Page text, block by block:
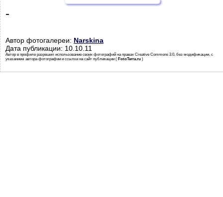
-
Автор фотогалереи: Narskina
Дата публикации: 10.10.11
Автор в профиле разрешил использование своих фотографий на правах Creative Commons 3.0, без модификации, с
указанием автора фотографии и ссылки на сайт публикации ( FotoTerra.ru )